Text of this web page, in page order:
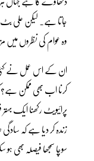
جاتا ہے۔ لیکن علی
وہ عوام کی نظروں میں
ان کے اس عمل نے کئی
کرنا اب بھی ممکن ہے؟
پرائیویٹ رکھنا ایک
زندہ کر دیا ہے کہ
سوچا سمجھا فیصلہ بھی